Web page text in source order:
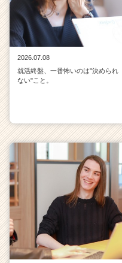
2026.07.08
就活終盤、一番怖いのは"決められ
ない"こと。